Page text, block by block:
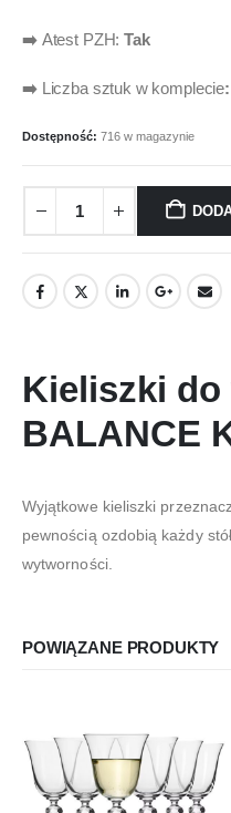
➡️ Atest PZH:Tak
➡️ Liczba sztuk w komplecie
Dostępność: 716 w magazynie
Kieliszki do
BALANCE
Wyjątkowe kieliszki
pewnością ozdobią każdy
wytworności.
POWIĄZANE PRODUKTY